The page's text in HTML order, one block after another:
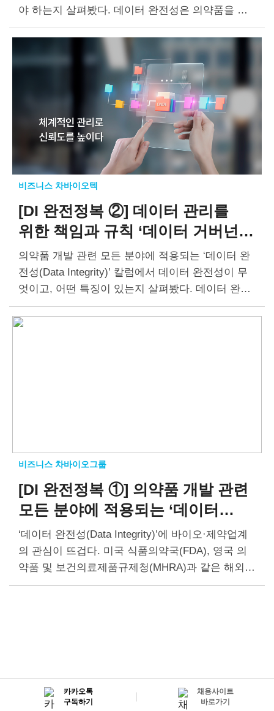
야 하는지 살펴봤다. 데이터 완전성은 의약품을 개
발하고 생산하는 과정에서 문제가 발생했는지를 확
인하는 지표다. 데이터 완전성을 확보하지 못하면 1
비즈니스 차바이오텍
[DI 완전정복 ②] 데이터 관리를
위한 책임과 규칙 ‘데이터 거버넌스
(Data Governance)’
의약품 개발 관련 모든 분야에 적용되는 ‘데이터 완
전성(Data Integrity)’ 칼럼에서 데이터 완전성이 무
엇이고, 어떤 특징이 있는지 살펴봤다. 데이터 완전
성은 의약품 제조 및 품질관리(GMP)뿐만 아니라,
의약품 허가를 준비하는 연구·개발 단계에서도 중요
비즈니스 차바이오그룹
[DI 완전정복 ①] 의약품 개발 관련
모든 분야에 적용되는 ‘데이터
완전성(Data Integrity)’
‘데이터 완전성(Data Integrity)’에 바이오·제약업계
의 관심이 뜨겁다. 미국 식품의약국(FDA), 영국 의
약품 및 보건의료제품규제청(MHRA)과 같은 해외
규제기관과 세계보건기구(WHO), 의약품상호실사
카카오톡
구독하기
채용사이트
바로가기